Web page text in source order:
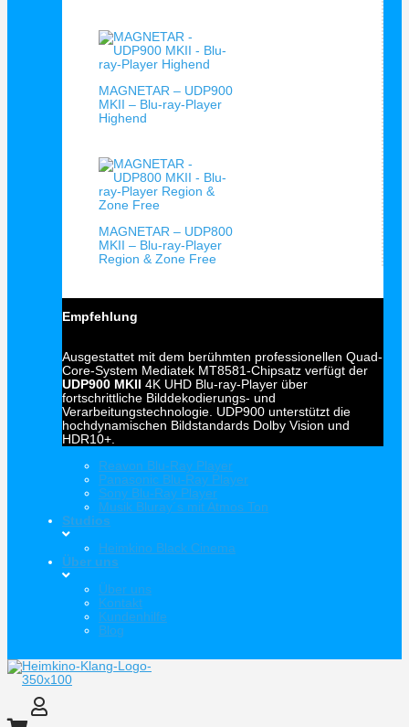
MAGNETAR – UDP900
MKII – Blu-ray-Player
Highend
MAGNETAR – UDP800
MKII – Blu-ray-Player
Region & Zone Free
Empfehlung
Ausgestattet mit dem berühmten professionellen Quad-
Core-System Mediatek MT8581-Chipsatz verfügt der
UDP900 MKII
4K UHD Blu-ray-Player über
fortschrittliche Bilddekodierungs- und
Verarbeitungstechnologie. UDP900 unterstützt die
hochdynamischen Bildstandards Dolby Vision und
HDR10+.
Reavon Blu-Ray Player
Panasonic Blu-Ray Player
Sony Blu-Ray Player
Musik Bluray´s mit Atmos Ton
Studios
Heimkino Black Cinema
Über uns
Über uns
Kontakt
Kundenhilfe
Blog